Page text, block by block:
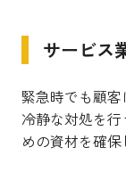
サービス
緊急時でも顧
冷静な対処を
めの資材を確保